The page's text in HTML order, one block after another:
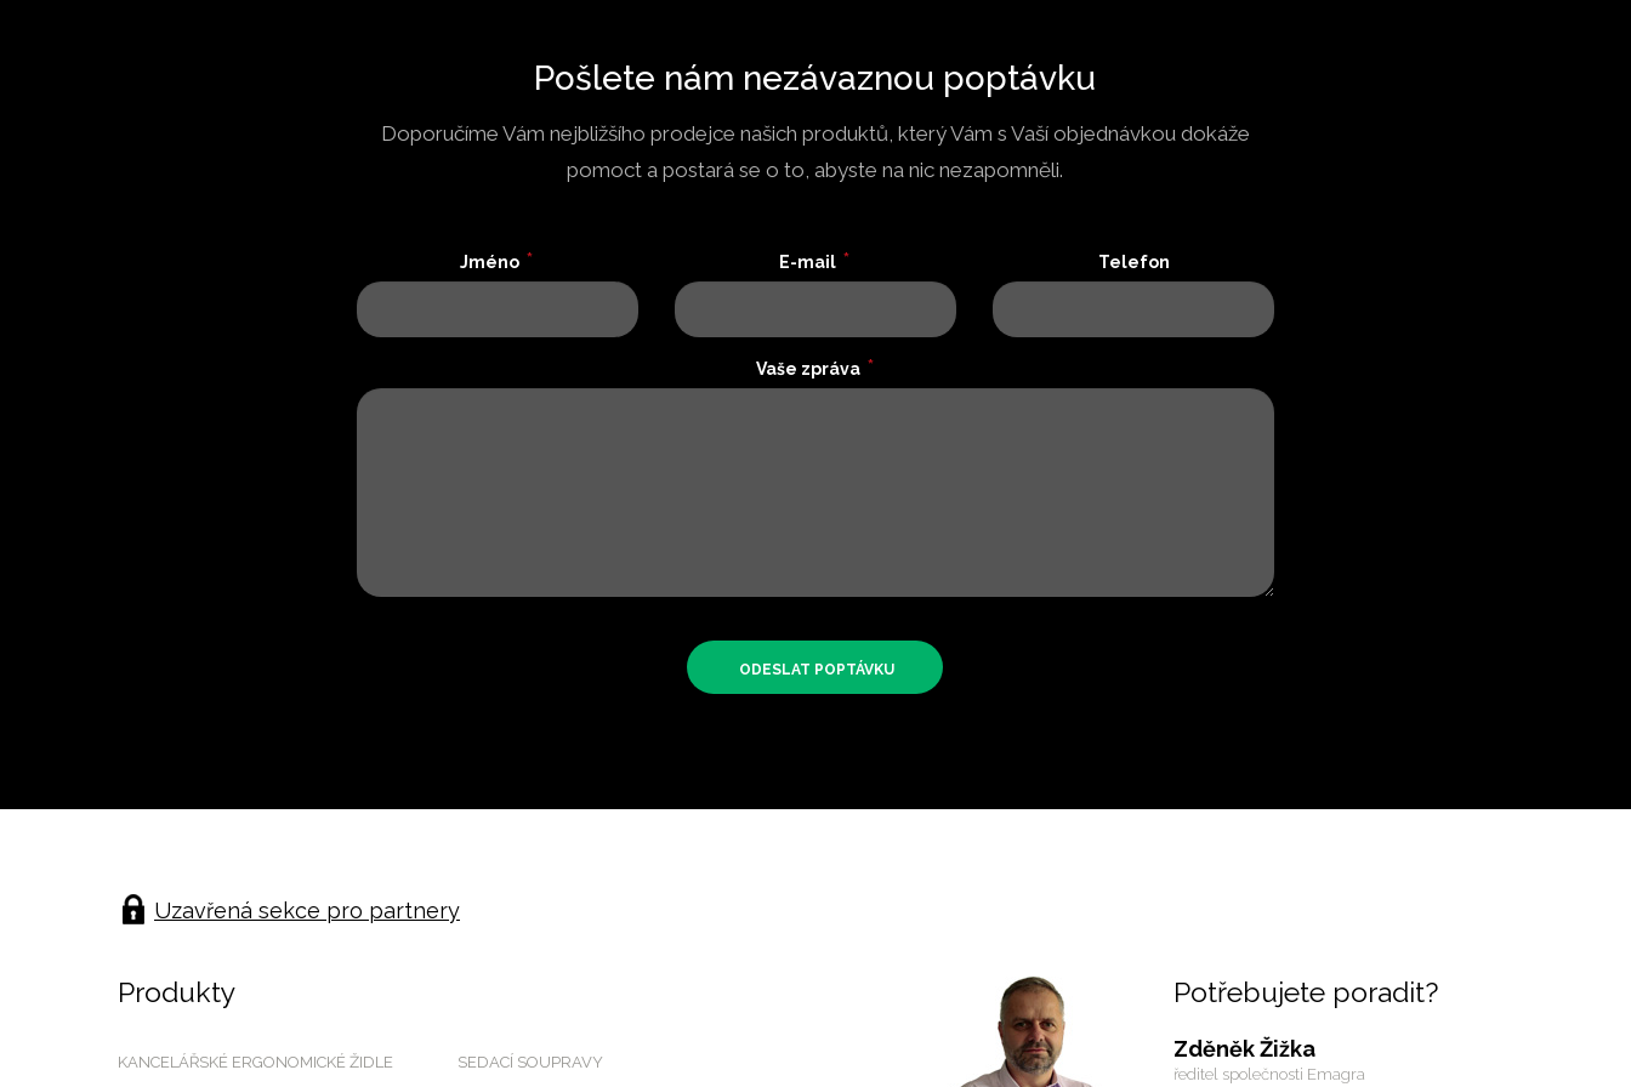
Pošlete nám nezávaznou poptávku
Doporučíme Vám nejbližšího prodejce našich produktů, který Vám s Vaší objednávkou dokáže
pomoct a postará se o to, abyste na nic nezapomněli.
Jméno * E-mail * Telefon
Vaše zpráva *
Uzavřená sekce pro partnery
Produkty
KANCELÁŘSKÉ ERGONOMICKÉ ŽIDLE SEDACÍ SOUPRAVY
Potřebujete poradit?
Zděněk Žižka
ředitel společnosti Emagra